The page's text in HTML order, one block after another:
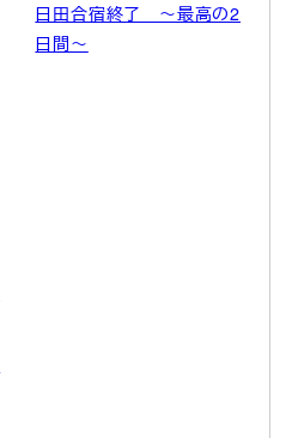
日田合宿終了 ～最高の2
日間～